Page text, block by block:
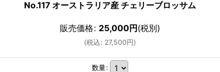
No.117 オーストラリア産 チェリーブロッサム
販売価格: 25,000円(税別)
(税込: 27,500円)
数量: